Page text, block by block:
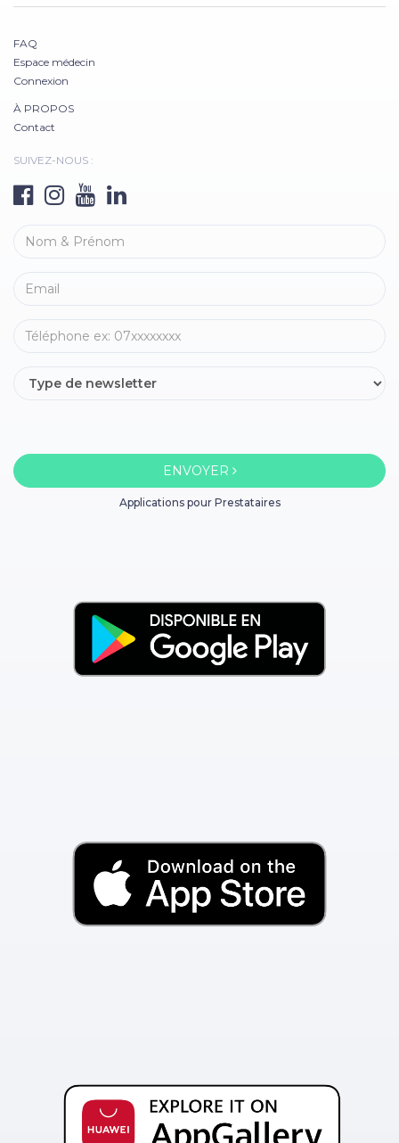
FAQ
Espace médecin
Connexion
À PROPOS
Contact
SUIVEZ-NOUS :
ENVOYER
Applications pour Prestataires